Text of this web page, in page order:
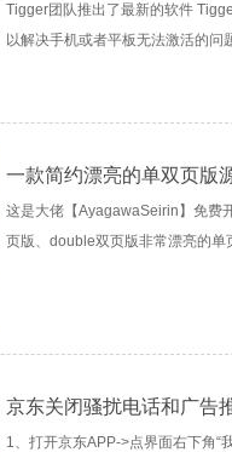
Tigger团队推出了最新的软件
以解决手机或者平板无法激活的问
一款简约漂亮的单双页版
这是大佬【AyagawaSeirin】免费
页版、double双页版非常漂亮的单
京东关闭骚扰电话和广告
1、打开京东APP->点界面右下角“